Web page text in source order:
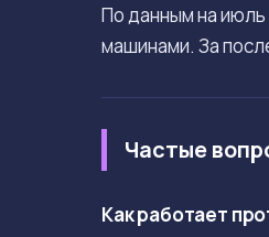
По данным на
машинами. За
Частые
Как работает